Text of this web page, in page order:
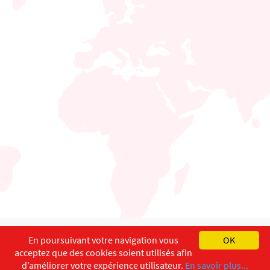
English Français
Copyright ©ISEC-AdW Impressum
OK
En poursuivant votre navigation vous
acceptez que des cookies soient utilisés afin
d’améliorer votre expérience utilisateur. En savoir plus...